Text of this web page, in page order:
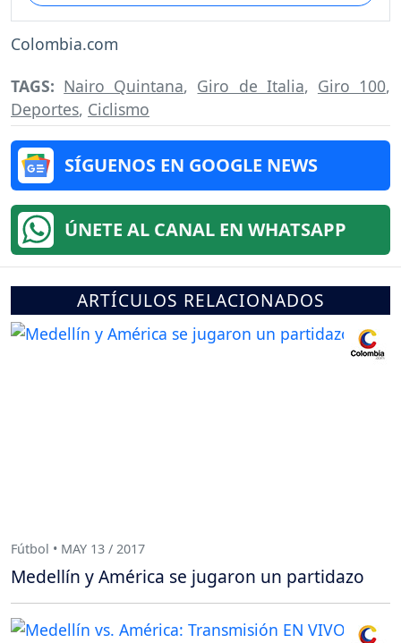
Colombia.com
TAGS: Nairo Quintana, Giro de Italia, Giro 100,
Deportes, Ciclismo
SÍGUENOS EN GOOGLE NEWS
ÚNETE AL CANAL EN WHATSAPP
ARTÍCULOS RELACIONADOS
Fútbol • MAY 13 / 2017
Medellín y América se jugaron un partidazo